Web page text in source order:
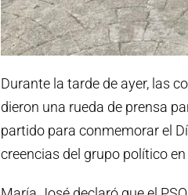
Durante la tarde de ayer, las
dieron una rueda de prensa
partido para conmemorar el
creencias del grupo político